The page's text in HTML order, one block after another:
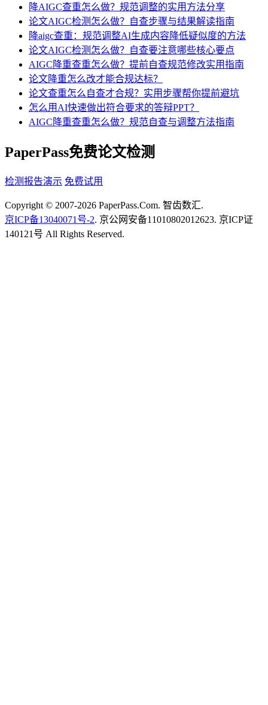
降AIGC查重怎么做？规范调整的实用方法分享
论文AIGC检测怎么做？自查步骤与结果解读指南
降aigc查重：规范调整AI生成内容降低疑似度的方法
论文AIGC检测怎么做？自查要注意哪些核心要点
AIGC降重查重怎么做？提前自查规范修改实用指南
论文降重怎么改才能合规达标？
论文查重怎么自查才合规？实用步骤帮你提前避坑
怎么用AI快速做出符合要求的答辩PPT？
AIGC降重查重怎么做？规范自查与调整方法指南
PaperPass免费论文检测
检测报告演示 免费试用
Copyright © 2007-2026 PaperPass.Com. 智齿数汇.
京ICP备13040071号-2. 京公网安备11010802012623. 京ICP证
140121号 All Rights Reserved.